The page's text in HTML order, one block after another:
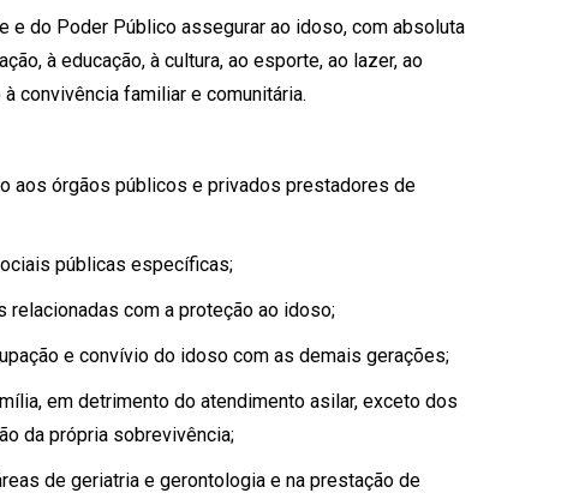
e do Poder Público assegurar ao idoso, com absoluta
à educação, à cultura, ao esporte, ao lazer, ao
convivência familiar e comunitária.
aos órgãos públicos e privados prestadores de
públicas específicas;
com a proteção ao idoso;
e convívio do idoso com as demais gerações;
em detrimento do atendimento asilar, exceto dos
da própria sobrevivência;
de geriatria e gerontologia e na prestação de